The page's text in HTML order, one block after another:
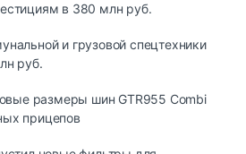
в 380 млн руб.
и грузовой спецтехники
руб.
размеры шин GTR955 Combi
прицепов